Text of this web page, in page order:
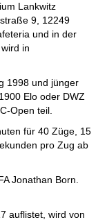
Lankwitz
9, 12249
und in der
in
1998 und jünger
Elo oder DWZ
Open teil.
für 40 Züge, 15
pro Zug ab
Jonathan Born.
auflistet, wird von